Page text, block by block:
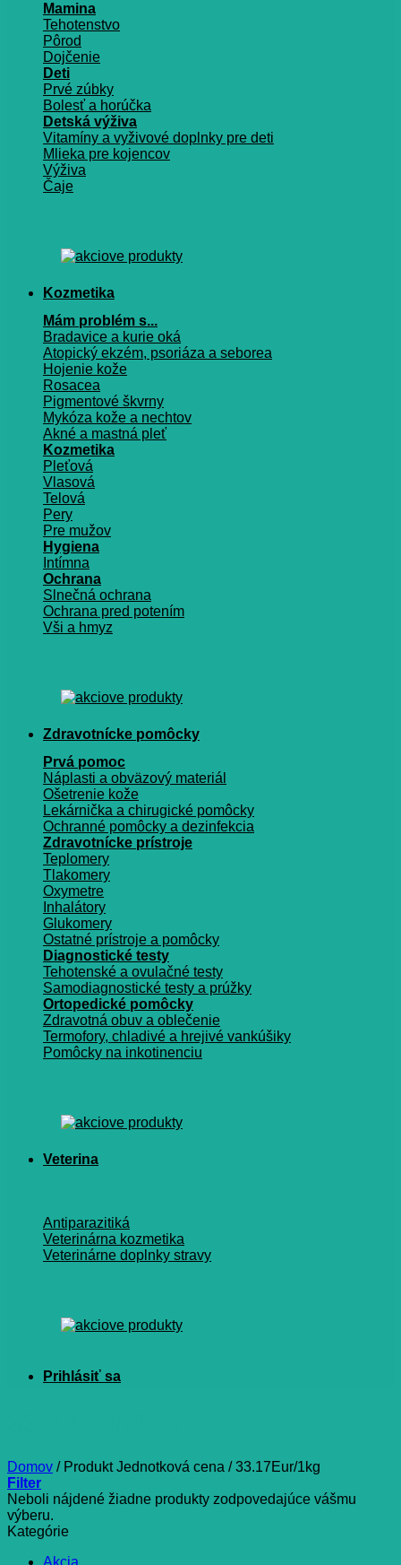
Mamina
Tehotenstvo
Pôrod
Dojčenie
Deti
Prvé zúbky
Bolesť a horúčka
Detská výživa
Vitamíny a vyživové doplnky pre deti
Mlieka pre kojencov
Výživa
Čaje
Kozmetika
Mám problém s...
Bradavice a kurie oká
Atopický ekzém, psoriáza a seborea
Hojenie kože
Rosacea
Pigmentové škvrny
Mykóza kože a nechtov
Akné a mastná pleť
Kozmetika
Pleťová
Vlasová
Telová
Pery
Pre mužov
Hygiena
Intímna
Ochrana
Slnečná ochrana
Ochrana pred potením
Vši a hmyz
Zdravotnícke pomôcky
Prvá pomoc
Náplasti a obväzový materiál
Ošetrenie kože
Lekárnička a chirugické pomôcky
Ochranné pomôcky a dezinfekcia
Zdravotnícke prístroje
Teplomery
Tlakomery
Oxymetre
Inhalátory
Glukomery
Ostatné prístroje a pomôcky
Diagnostické testy
Tehotenské a ovulačné testy
Samodiagnostické testy a prúžky
Ortopedické pomôcky
Zdravotná obuv a oblečenie
Termofory, chladivé a hrejivé vankúšiky
Pomôcky na inkotinenciu
Veterina
Antiparazitiká
Veterinárna kozmetika
Veterinárne doplnky stravy
Domov /Produkt Jednotková cena /33.17Eur/1kg
Filter
Neboli nájdené žiadne produkty zodpovedajúce vášmu
výberu.
Kategórie
Akcia